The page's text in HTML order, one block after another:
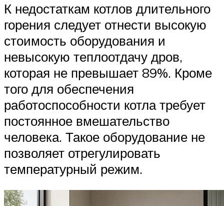
К недостаткам котлов длительного
горения следует отнести высокую
стоимость оборудования и
невысокую теплоотдачу дров,
которая не превышает 89%. Кроме
того для обеспечения
работоспособности котла требует
постоянное вмешательство
человека. Такое оборудование не
позволяет отрегулировать
температурный режим.